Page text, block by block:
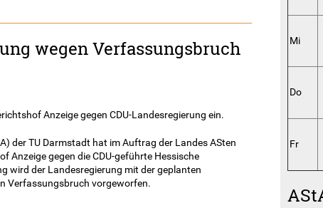
Studierende
wegen Verfassungsbruch
Anzeige gegen CDU-Landesregierung ein.
der TU Darmstadt hat im Auftrag der Landes ASten
Anzeige gegen die CDU-geführte Hessische
wird der Landesregierung mit der geplanten
Verfassungsbruch vorgeworfen.
Mi
Do
Fr